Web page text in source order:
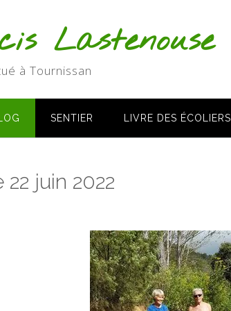
Lastenouse
à Tournissan
SENTIER LIVRE DES ÉCOLIERS
juin 2022